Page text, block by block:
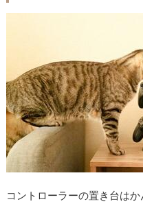
コントローラーの置き台は